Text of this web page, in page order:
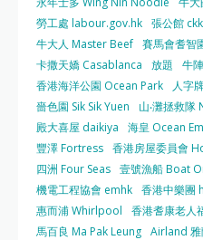
勞工處 labour.gov.hk 張公館
牛大人 Master Beef 賽馬會耆智
卡撒天嬌 Casablanca
放題
牛
香港海洋公園 Ocean Park
人字
嗇色園 Sik Sik Yuen
山‧灘拯救隊
殿大喜屋 daikiya
海皇 Ocean
豐澤 Fortress 香港房屋委員會
四洲 Four Seas 壹號漁船 Boat
機電工程協會 emhk 香港中樂團
惠而浦 Whirlpool
香港耆康老人
馬百良 Ma Pak Leung Airland